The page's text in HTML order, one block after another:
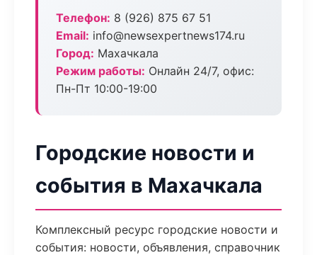
Телефон: 8 (926) 875 67 51
Email: info@newsexpertnews174.ru
Город: Махачкала
Режим работы: Онлайн 24/7, офис:
Пн-Пт 10:00-19:00
Городские новости и
события в Махачкала
Комплексный ресурс городские новости и
события: новости, объявления, справочник